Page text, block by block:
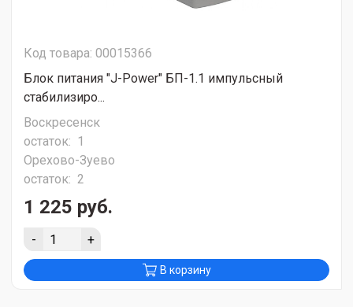
Код товара: 00015366
Блок питания "J-Power" БП-1.1 импульсный
стабилизиро...
Воскресенск
остаток: 1
Орехово-Зуево
остаток: 2
1 225 руб.
- +
В корзину